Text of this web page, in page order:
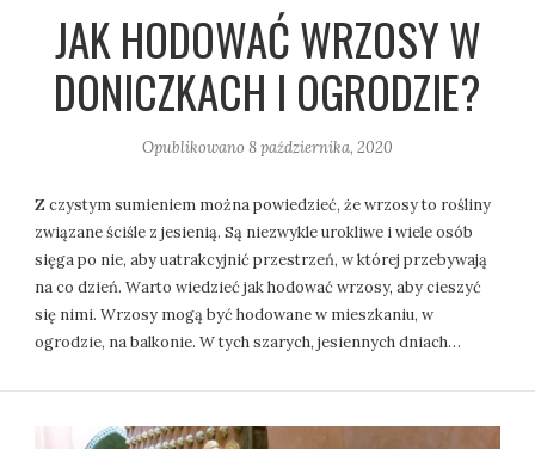
JAK HODOWAĆ WRZOSY W
DONICZKACH I OGRODZIE?
Opublikowano 8 października, 2020
Z czystym sumieniem można powiedzieć, że wrzosy to rośliny
związane ściśle z jesienią. Są niezwykle urokliwe i wiele osób
sięga po nie, aby uatrakcyjnić przestrzeń, w której przebywają
na co dzień. Warto wiedzieć jak hodować wrzosy, aby cieszyć
się nimi. Wrzosy mogą być hodowane w mieszkaniu, w
ogrodzie, na balkonie. W tych szarych, jesiennych dniach…